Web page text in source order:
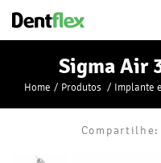
Sigma Air
Home Produtos Implante
Compartilhe: